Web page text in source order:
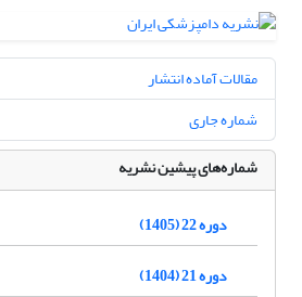
مقالات آماده انتشار
شماره جاری
شماره‌های پیشین نشریه
دوره 22 (1405)
دوره 21 (1404)